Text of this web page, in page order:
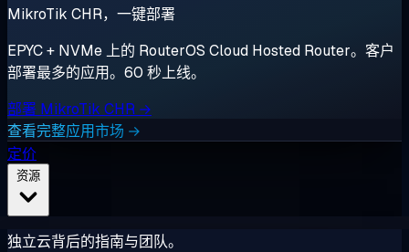
MikroTik CHR，一键部署
EPYC + NVMe 上的 RouterOS Cloud Hosted Router。客户
部署最多的应用。60 秒上线。
部署 MikroTik CHR →
查看完整应用市场 →
定价
独立云背后的指南与团队。